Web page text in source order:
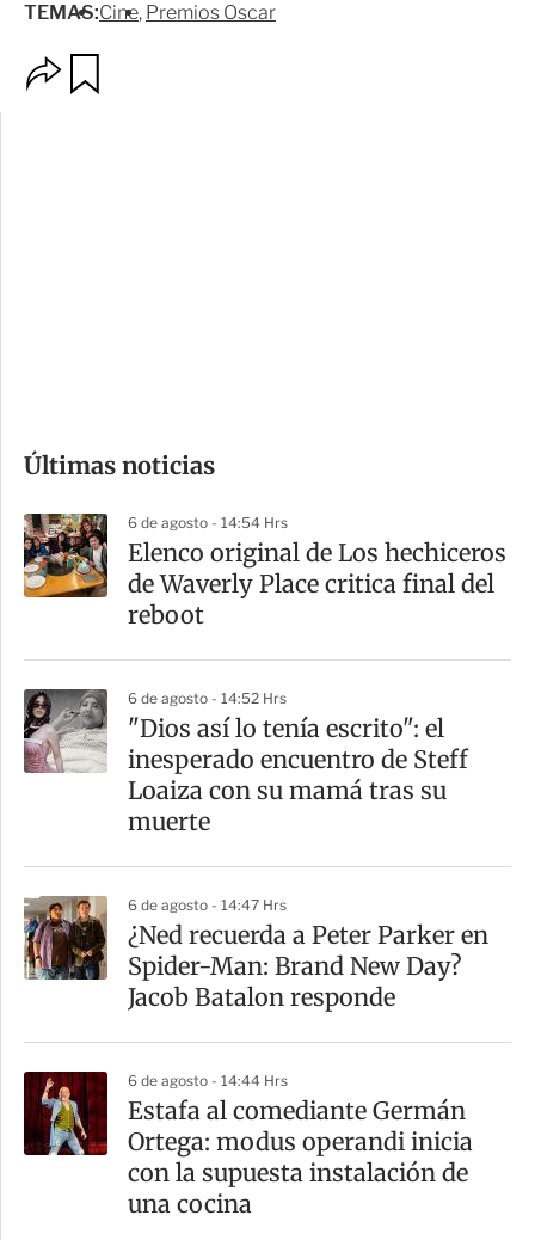
TEMAS:Cine Premios Oscar
m
a
r
t
Últimas noticias
6 de agosto - 14:54 Hrs
Elenco original de Los hechiceros
de Waverly Place critica final del
reboot
6 de agosto - 14:52 Hrs
"Dios así lo tenía escrito": el
inesperado encuentro de Steff
Loaiza con su mamá tras su
muerte
6 de agosto - 14:47 Hrs
¿Ned recuerda a Peter Parker en
Spider-Man: Brand New Day?
Jacob Batalon responde
6 de agosto - 14:44 Hrs
Estafa al comediante Germán
Ortega: modus operandi inicia
con la supuesta instalación de
una cocina